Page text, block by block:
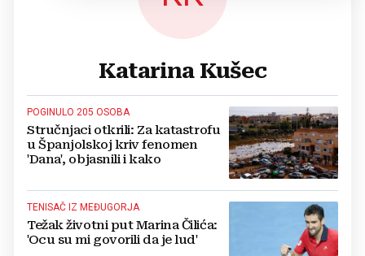
Katarina Kušec
POGINULO 205 OSOBA
Stručnjaci otkrili: Za katastrofu
u Španjolskoj kriv fenomen
'Dana', objasnili i kako
TENISAČ IZ MEĐUGORJA
Težak životni put Marina Čilića:
'Ocu su mi govorili da je lud'